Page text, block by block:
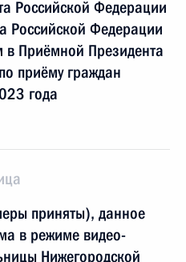
Российской Федерации
Российской Федерации
Приёмной Президента
приёму граждан
года
приняты), данное
в режиме видео-
Нижегородской